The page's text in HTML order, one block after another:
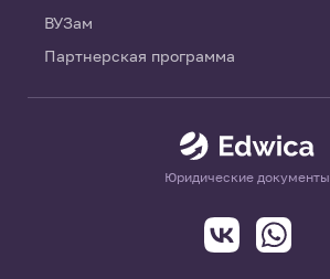
Юридические документы
ВУЗам
Партнерская программа